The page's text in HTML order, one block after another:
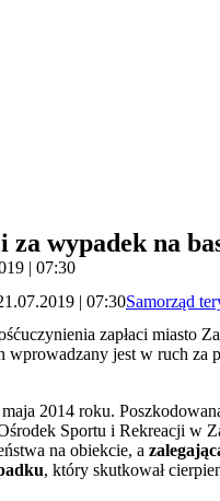
za wypadek na
| 07:30
| 07:30Samorząd
zapłaci miasto
wprowadzany jest w ruch za
2014 roku.
Sportu i Rekreacji w
na obiekcie, a
, który skutkował